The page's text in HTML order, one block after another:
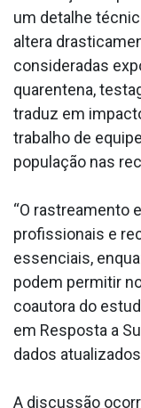
um detalhe
altera
consideradas
quarentena,
traduz em
trabalho de
população nas
“O rastreamento
profissionais e
essenciais,
podem permitir
coautora do
em Resposta a
dados
A discussão